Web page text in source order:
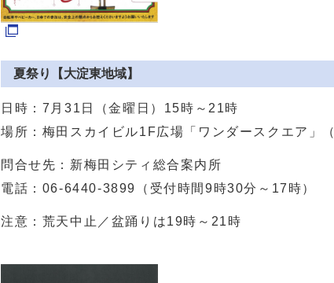
夏祭り【大淀東地域】
日時：7月31日（金曜日）15時～21時
場所：梅田スカイビル1F広場「ワンダースクエア」（
問合せ先：新梅田シティ総合案内所
電話： 06-6440-3899 （受付時間9時30分～17時）
注意：荒天中止／盆踊りは19時～21時